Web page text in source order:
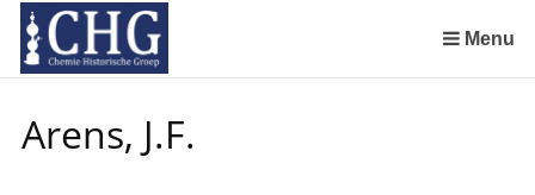
links
over
naar
de
Menu
Arens, J.F.